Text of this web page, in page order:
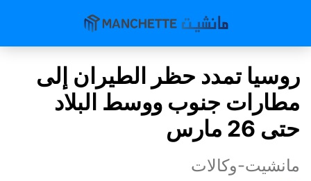
روسيا تمدد حظر الطيران إلى
مطارات جنوب ووسط البلاد
حتى 26 مارس
مانشيت-وكالات